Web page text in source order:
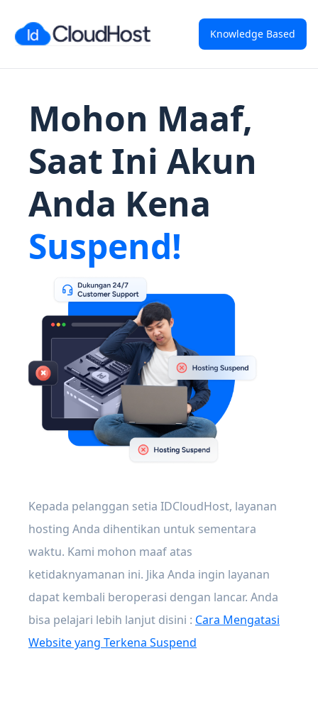
Knowledge Based
Mohon Maaf,
Saat Ini Akun
Anda Kena
Suspend!
Kepada pelanggan setia IDCloudHost, layanan
hosting Anda dihentikan untuk sementara
waktu. Kami mohon maaf atas
ketidaknyamanan ini. Jika Anda ingin layanan
dapat kembali beroperasi dengan lancar. Anda
bisa pelajari lebih lanjut disini : Cara Mengatasi
Website yang Terkena Suspend